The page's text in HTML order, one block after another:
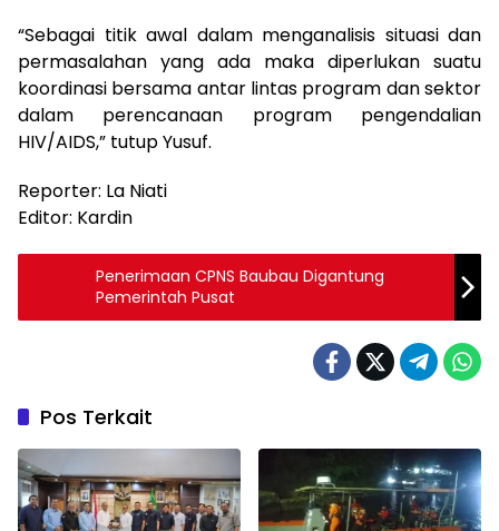
“Sebagai titik awal dalam menganalisis situasi dan
permasalahan yang ada maka diperlukan suatu
koordinasi bersama antar lintas program dan sektor
dalam perencanaan program pengendalian
HIV/AIDS,” tutup Yusuf.
Reporter: La Niati
Editor: Kardin
Penerimaan CPNS Baubau Digantung
Pemerintah Pusat
Pos Terkait